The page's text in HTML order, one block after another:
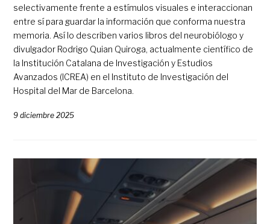
selectivamente frente a estímulos visuales e interaccionan
entre sí para guardar la información que conforma nuestra
memoria. Así lo describen varios libros del neurobiólogo y
divulgador Rodrigo Quian Quiroga, actualmente científico de
la Institución Catalana de Investigación y Estudios
Avanzados (ICREA) en el Instituto de Investigación del
Hospital del Mar de Barcelona.
9 diciembre 2025